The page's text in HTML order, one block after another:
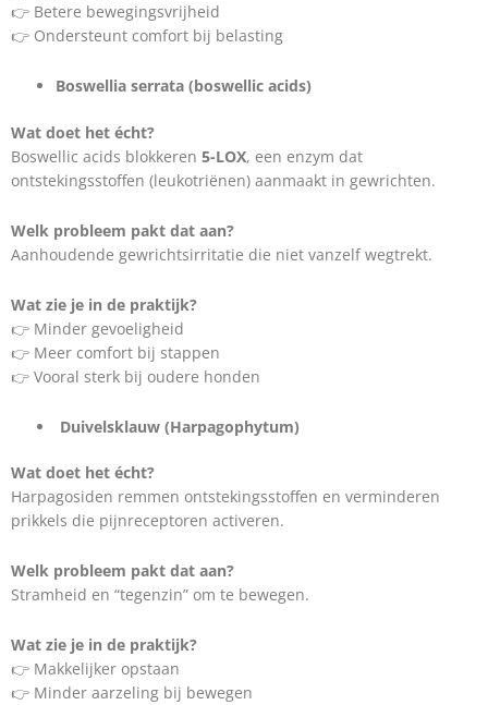
👉 Betere bewegingsvrijheid
👉 Ondersteunt comfort bij belasting
Boswellia serrata (boswellic acids)
Wat doet het écht?
Boswellic acids blokkeren 5-LOX, een enzym dat
ontstekingsstoffen (leukotriënen) aanmaakt in gewrichten.
Welk probleem pakt dat aan?
Aanhoudende gewrichtsirritatie die niet vanzelf wegtrekt.
Wat zie je in de praktijk?
👉 Minder gevoeligheid
👉 Meer comfort bij stappen
👉 Vooral sterk bij oudere honden
Duivelsklauw (Harpagophytum)
Wat doet het écht?
Harpagosiden remmen ontstekingsstoffen en verminderen
prikkels die pijnreceptoren activeren.
Welk probleem pakt dat aan?
Stramheid en “tegenzin” om te bewegen.
Wat zie je in de praktijk?
👉 Makkelijker opstaan
👉 Minder aarzeling bij bewegen